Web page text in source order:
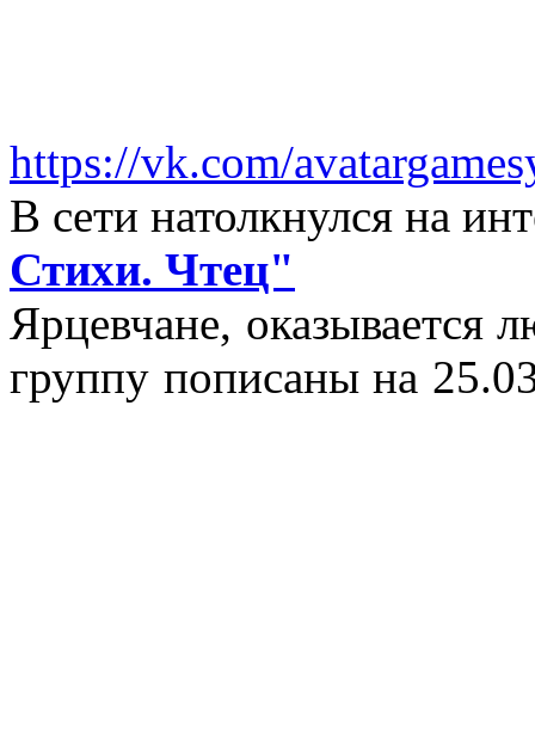
https://vk.com/
В сети натолкнулся на
Стихи. Чтец"
Ярцевчане,
группу пописаны на